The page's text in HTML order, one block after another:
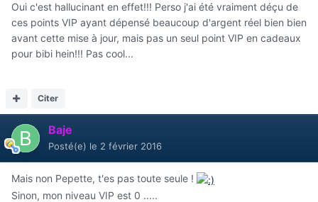
Oui c'est hallucinant en effet!!! Perso j'ai été vraiment déçu de
ces points VIP ayant dépensé beaucoup d'argent réel bien bien
avant cette mise à jour, mais pas un seul point VIP en cadeaux
pour bibi hein!!! Pas cool...
Citer
Baje
Posté(e) le 2 février 2016
Mais non Pepette, t'es pas toute seule !
Sinon, mon niveau VIP est 0 .....